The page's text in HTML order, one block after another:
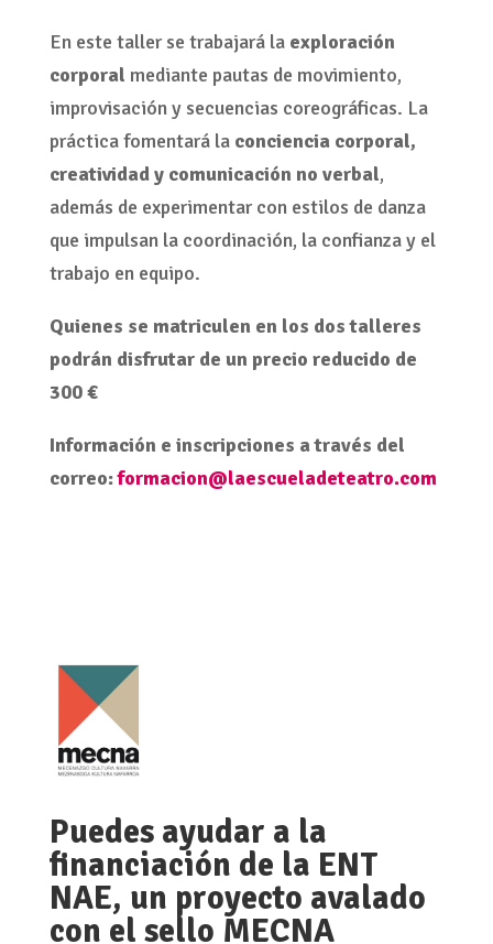
En este taller se trabajará la exploración
corporal mediante pautas de movimiento,
improvisación y secuencias coreográficas. La
práctica fomentará la conciencia corporal,
creatividad y comunicación no verbal,
además de experimentar con estilos de danza
que impulsan la coordinación, la confianza y el
trabajo en equipo.
Quienes se matriculen en los dos talleres
podrán disfrutar de un precio reducido de
300 €
Información e inscripciones a través del
correo:formacion@laescueladeteatro.com
Puedes ayudar a la
financiación de la ENT
NAE, un proyecto avalado
con el sello MECNA